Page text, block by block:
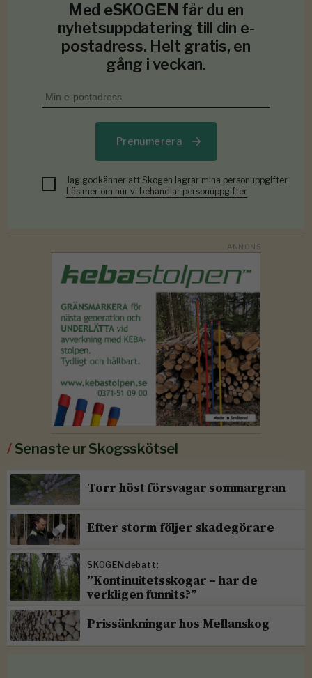
Med eSKOGEN får du en
nyhetsuppdatering till din e-
postadress. Helt gratis, en
gång i veckan.
Prenumerera
Jag godkänner att Skogen lagrar mina personuppgifter.
Läs mer om hur vi behandlar personuppgifter
/Senaste ur Skogsskötsel
Torr höst försvagar sommargran
Efter storm följer skadegörare
SKOGENdebatt:
”Kontinuitetsskogar – har de
verkligen funnits?”
Prissänkningar hos Mellanskog